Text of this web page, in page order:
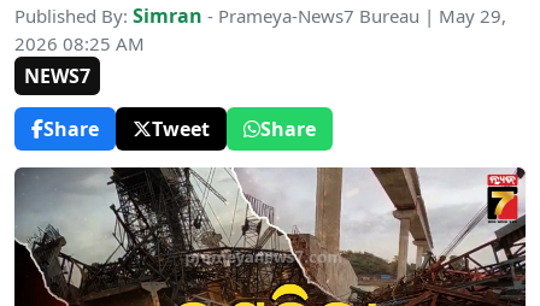
Published By: Simran - Prameya-News7 Bureau | May 29,
2026 08:25 AM
NEWS7
Share
Tweet Share